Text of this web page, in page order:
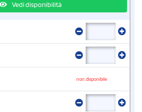
Vedi disponibilità
non disponibile